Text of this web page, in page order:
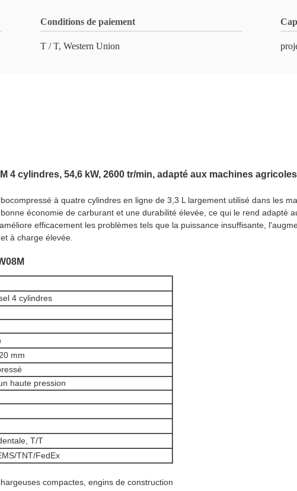
Conditions de paiement
T / T, Western Union
4 cylindres, 54,6 kW, 2600 tr/min, adapté aux machines agricoles
à quatre cylindres en ligne de 3,3 L largement utilisé dans les
économie de carburant et une durabilité élevée, ce qui le rend adapté
efficacement les problèmes tels que la puissance insuffisante,
à charge élevée.
4 cylindres
mm
haute pression
T/T
TNT/FedEx
compactes, engins de construction